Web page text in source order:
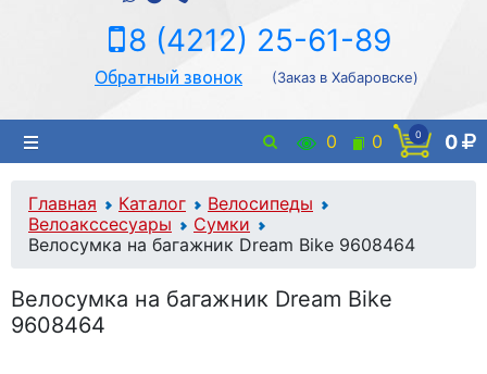
8 (4212) 25-61-89
Обратный звонок (Заказ в Хабаровске)
0 0 0 0
Главная Каталог
Велосипеды
Велоакссесуары
Сумки
Велосумка на багажник Dream Bike 9608464
Велосумка на багажник Dream Bike
9608464